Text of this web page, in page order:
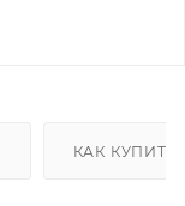
КАК КУПИТЬ